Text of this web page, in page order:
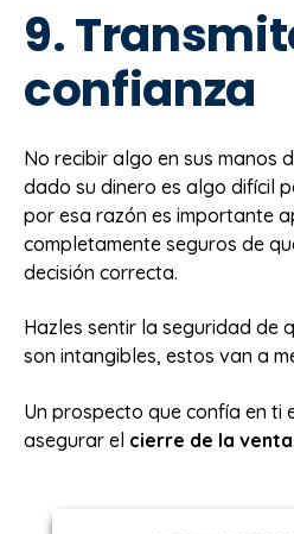
9.
confianza
No recibir algo en sus manos
dado su dinero es algo difícil
por esa razón es importante
completamente seguros de
decisión correcta.
Hazles sentir la seguridad de
son intangibles, estos van a
Un prospecto que confía en ti
asegurar el cierre de la venta.